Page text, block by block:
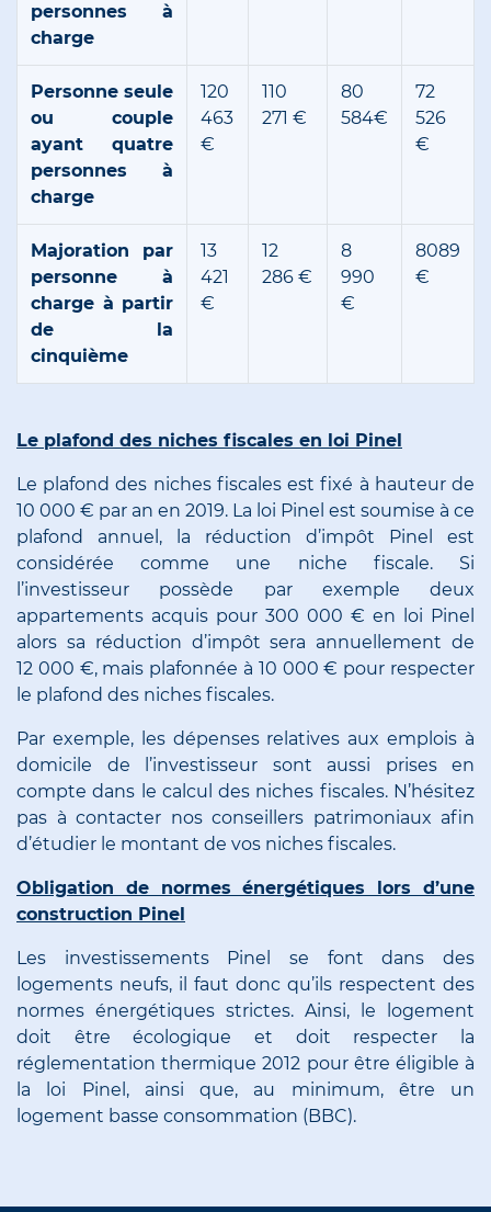
personnes à
charge
Personne seule
ou couple
ayant quatre
personnes à
charge
120
463
€
110
271 €
80
584€
72
526
€
Majoration par
personne à
charge à partir
de la
cinquième
13
421
€
12
286 €
8
990
€
8089
€
Le plafond des niches fiscales en loi Pinel
Le plafond des niches fiscales est fixé à hauteur de
10 000 € par an en 2019. La loi Pinel est soumise à ce
plafond annuel, la réduction d’impôt Pinel est
considérée comme une niche fiscale. Si
l’investisseur possède par exemple deux
appartements acquis pour 300 000 € en loi Pinel
alors sa réduction d’impôt sera annuellement de
12 000 €, mais plafonnée à 10 000 € pour respecter
le plafond des niches fiscales.
Par exemple, les dépenses relatives aux emplois à
domicile de l’investisseur sont aussi prises en
compte dans le calcul des niches fiscales. N’hésitez
pas à contacter nos conseillers patrimoniaux afin
d’étudier le montant de vos niches fiscales.
Obligation de normes énergétiques lors d’une
construction Pinel
Les investissements Pinel se font dans des
logements neufs, il faut donc qu’ils respectent des
normes énergétiques strictes. Ainsi, le logement
doit être écologique et doit respecter la
réglementation thermique 2012 pour être éligible à
la loi Pinel, ainsi que, au minimum, être un
logement basse consommation (BBC).